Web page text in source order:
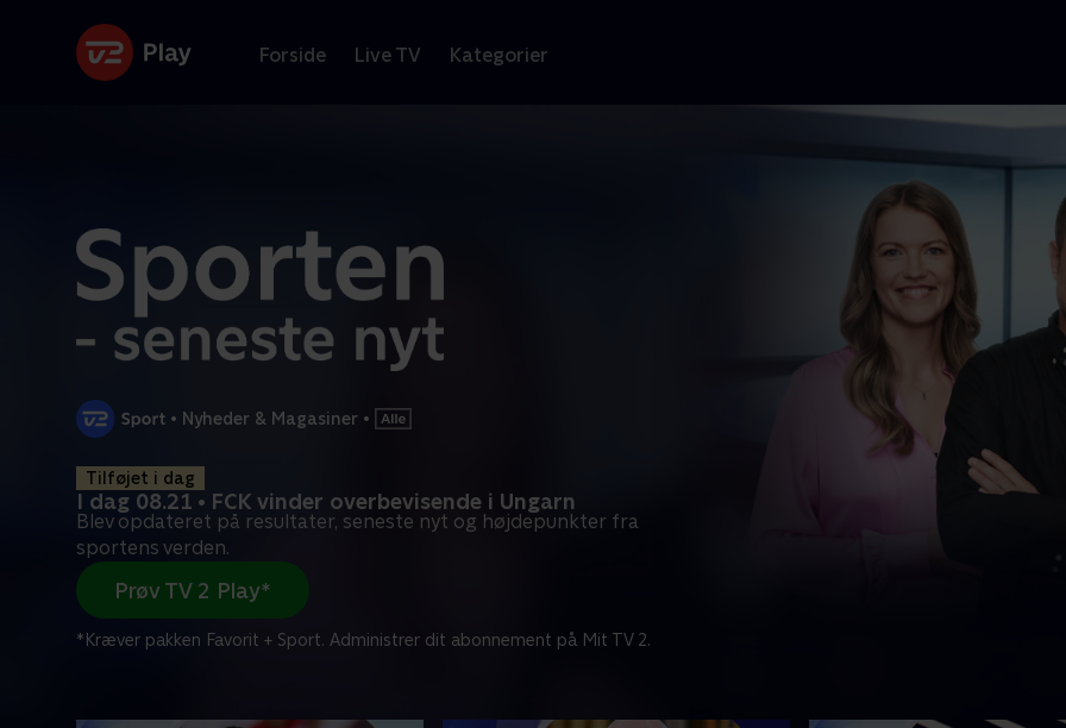
Forside Live TV Kategorier
• Nyheder & Magasiner •
Tilføjet i dag
I dag 08.21 • FCK vinder overbevisende i Ungarn
Blev opdateret på resultater, seneste nyt og højdepunkter fra
sportens verden.
Prøv TV 2 Play*
*Kræver pakken Favorit + Sport. Administrer dit abonnement på Mit TV 2.